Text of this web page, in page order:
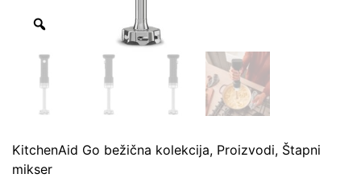
KitchenAid Go bežična kolekcija, Proizvodi, Štapni
mikser